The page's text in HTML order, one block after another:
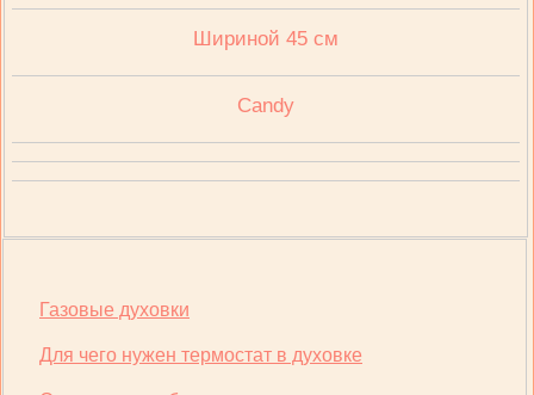
Шириной 45 см
Candy
Газовые духовки
Для чего нужен термостат в духовке